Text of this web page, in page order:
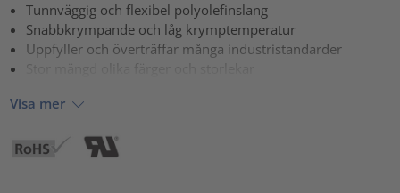
Tunnväggig och flexibel polyolefinslang
Snabbkrympande och låg krymptemperatur
Uppfyller och överträffar många industristandarder
Stor mängd olika färger och storlekar
Visa mer